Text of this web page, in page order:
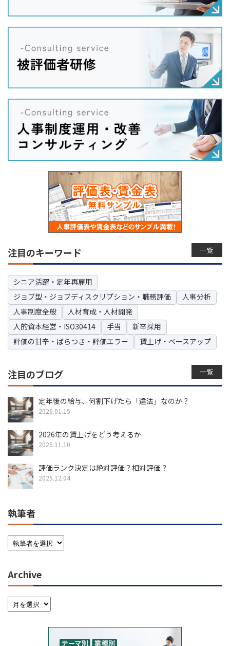
一覧
注目のキーワード
シニア活躍・定年再雇用
ジョブ型・ジョブディスクリプション・職務評価
人事分析
人事制度全般
人材育成・人材開発
人的資本経営・ISO30414
手当
新卒採用
評価の甘辛・ばらつき・評価エラー
賃上げ・ベースアップ
一覧
注目のブログ
定年後の給与、何割下げたら「違法」なのか？
2026.01.15
2026年の賃上げをどう考えるか
2025.11.10
評価ランク決定は絶対評価？相対評価？
2025.12.04
執筆者
Archive